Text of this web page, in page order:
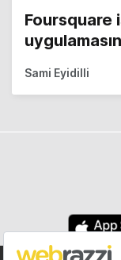
Foursquare
Sami Eyidilli